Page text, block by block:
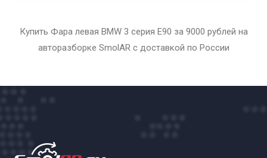
Купить Фара левая BMW 3 серия E90 за 9000 рублей на
авторазборке SmolAR с доставкой по России